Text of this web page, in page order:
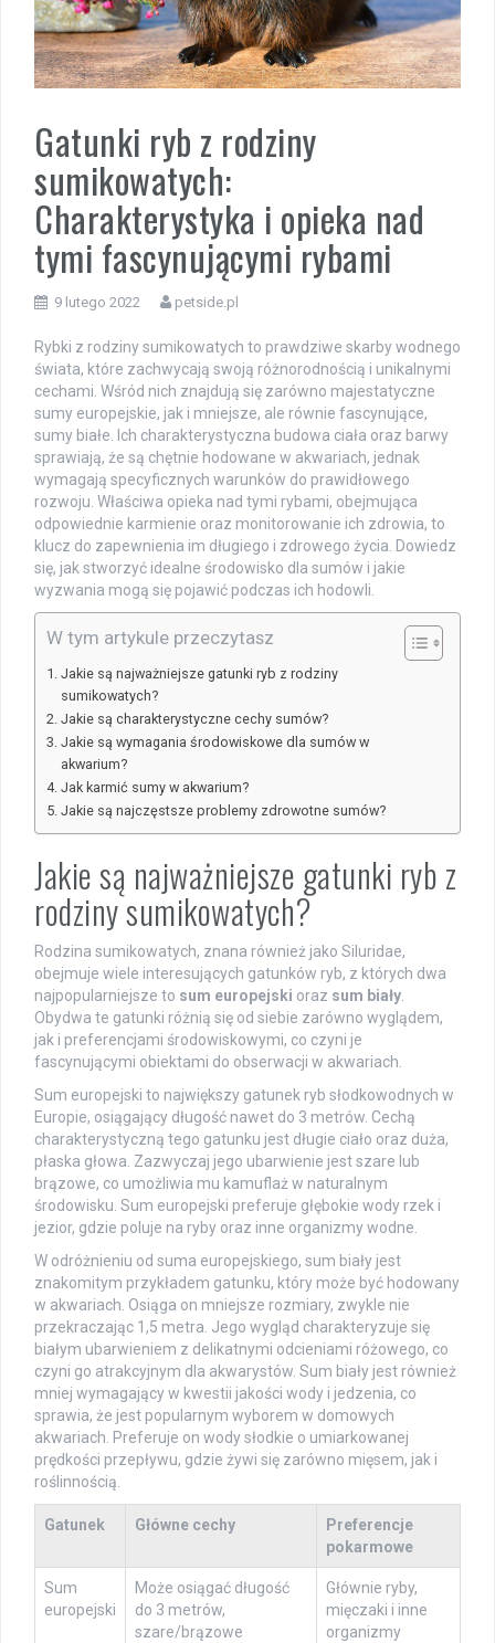
Gatunki ryb z rodziny
sumikowatych:
Charakterystyka i opieka nad
tymi fascynującymi rybami
9 lutego 2022 petside.pl
Rybki z rodziny sumikowatych to prawdziwe skarby wodnego
świata, które zachwycają swoją różnorodnością i unikalnymi
cechami. Wśród nich znajdują się zarówno majestatyczne
sumy europejskie, jak i mniejsze, ale równie fascynujące,
sumy białe. Ich charakterystyczna budowa ciała oraz barwy
sprawiają, że są chętnie hodowane w akwariach, jednak
wymagają specyficznych warunków do prawidłowego
rozwoju. Właściwa opieka nad tymi rybami, obejmująca
odpowiednie karmienie oraz monitorowanie ich zdrowia, to
klucz do zapewnienia im długiego i zdrowego życia. Dowiedz
się, jak stworzyć idealne środowisko dla sumów i jakie
wyzwania mogą się pojawić podczas ich hodowli.
W tym artykule przeczytasz
Jakie są najważniejsze gatunki ryb z rodziny
sumikowatych?
Jakie są charakterystyczne cechy sumów?
Jakie są wymagania środowiskowe dla sumów w
akwarium?
Jak karmić sumy w akwarium?
Jakie są najczęstsze problemy zdrowotne sumów?
Jakie są najważniejsze gatunki ryb z
rodziny sumikowatych?
Rodzina sumikowatych, znana również jako Siluridae,
obejmuje wiele interesujących gatunków ryb, z których dwa
najpopularniejsze to sum europejski oraz sum biały
Obydwa te gatunki różnią się od siebie zarówno wyglądem,
jak i preferencjami środowiskowymi, co czyni je
fascynującymi obiektami do obserwacji w akwariach.
Sum europejski to największy gatunek ryb słodkowodnych w
Europie, osiągający długość nawet do 3 metrów. Cechą
charakterystyczną tego gatunku jest długie ciało oraz duża,
płaska głowa. Zazwyczaj jego ubarwienie jest szare lub
brązowe, co umożliwia mu kamuflaż w naturalnym
środowisku. Sum europejski preferuje głębokie wody rzek i
jezior, gdzie poluje na ryby oraz inne organizmy wodne.
W odróżnieniu od suma europejskiego, sum biały jest
znakomitym przykładem gatunku, który może być hodowany
w akwariach. Osiąga on mniejsze rozmiary, zwykle nie
przekraczając 1,5 metra. Jego wygląd charakteryzuje się
białym ubarwieniem z delikatnymi odcieniami różowego, co
czyni go atrakcyjnym dla akwarystów. Sum biały jest również
mniej wymagający w kwestii jakości wody i jedzenia, co
sprawia, że jest popularnym wyborem w domowych
akwariach. Preferuje on wody słodkie o umiarkowanej
prędkości przepływu, gdzie żywi się zarówno mięsem, jak i
roślinnością.
Gatunek Główne cechy
Preferencje
pokarmowe
Sum
europejski
Może osiągać długość
do 3 metrów,
szare/brązowe
Głównie ryby,
mięczaki i inne
organizmy